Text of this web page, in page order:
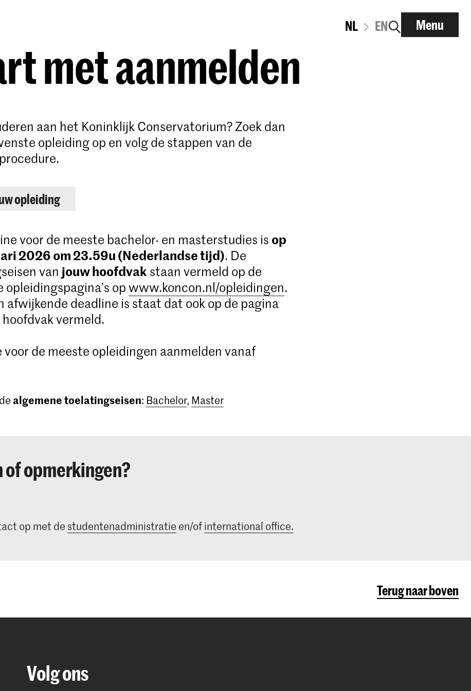
NL EN Menu
met aanmelden
aan het Koninklijk Conservatorium? Zoek dan
opleiding op en volg de stappen van de
opleiding
voor de meeste bachelor- en masterstudies is op
2026 om 23.59u (Nederlandse tijd). De
van jouw hoofdvakstaan vermeld op de
opleidingspagina’s opwww.koncon.nl/opleidingen.
afwijkende deadline is staat dat ook op de pagina
vermeld.
voor de meeste opleidingen aanmelden vanaf
algemene toelatingseisen: Bachelor, Master
of opmerkingen?
op met de studentenadministratie en/ofinternational office.
Terug naar boven
Volg ons